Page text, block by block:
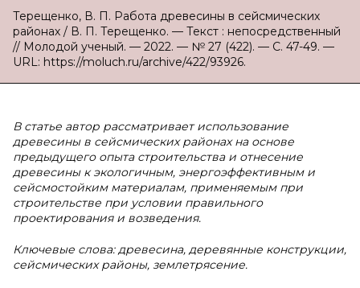
Терещенко, В. П. Работа древесины в сейсмических
районах / В. П. Терещенко. — Текст : непосредственный
// Молодой ученый. — 2022. — № 27 (422). — С. 47-49. —
URL: https://moluch.ru/archive/422/93926.
В статье автор рассматривает использование
древесины в сейсмических районах на основе
предыдущего опыта строительства и отнесение
древесины к экологичным, энергоэффективным и
сейсмостойким материалам, применяемым при
строительстве при условии правильного
проектирования и возведения.
Ключевые слова: древесина, деревянные конструкции,
сейсмических районы, землетрясение.